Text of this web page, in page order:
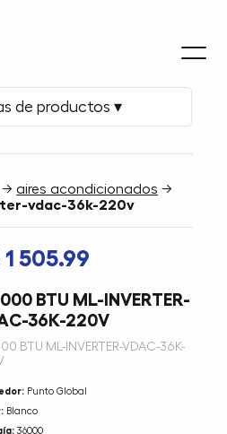
de productos ▾
→aires acondicionados →
vdac-36k-220v
1 505.99
BTU ML-INVERTER-
36K-220V
BTU ML-INVERTER-VDAC-36K-
Punto Global
Blanco
36000